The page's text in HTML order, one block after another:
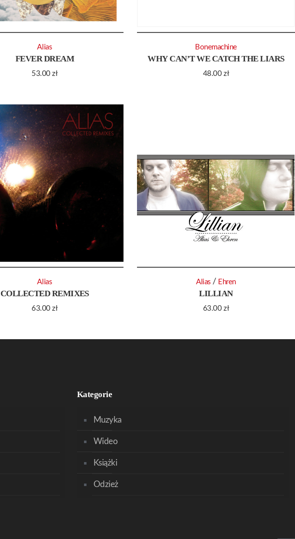
FEVER DREAM
53.00zł
Alias
WHY CAN’T WE CATCH THE LIARS
48.00zł
Bonemachine
COLLECTED REMIXES
63.00zł
Alias
LILLIAN
63.00zł
Alias / Ehren
Kategorie
Muzyka
Wideo
Książki
Odzież